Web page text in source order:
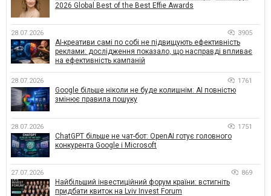
2026 Global Best of the Best Effie Awards
28.07.2026 3905
AI-креативи самі по собі не підвищують ефективність
реклами: дослідження показало, що насправді впливає
на ефективність кампаній
28.07.2026 1761
Google більше ніколи не буде колишнім: AI повністю
змінює правила пошуку
28.07.2026 1751
ChatGPT більше не чат-бот: OpenAI готує головного
конкурента Google і Microsoft
27.07.2026 869
Найбільший інвестиційний форум країни: встигніть
придбати квиток на Lviv Invest Forum